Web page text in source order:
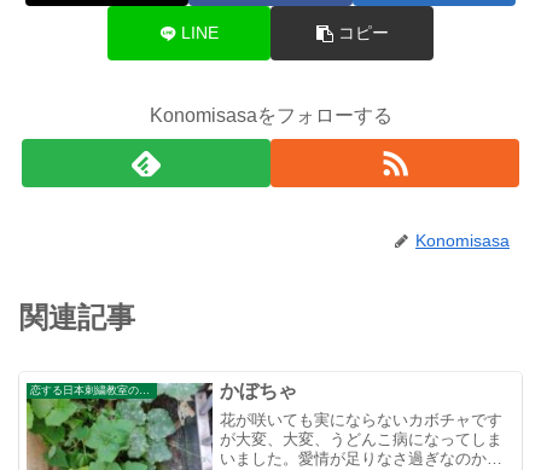
LINE コピー
Konomisasaをフォローする
Konomisasa
関連記事
かぼちゃ
花が咲いても実にならないカボチャです
が大変、大変、うどんこ病になってしま
いました。愛情が足りなさ過ぎなのか？